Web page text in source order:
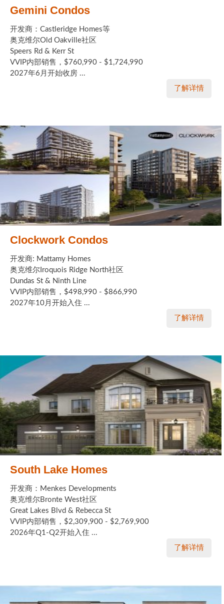
Gemini Condos
开发商：Castleridge Homes等
奥克维尔Old Oakville社区
Speers Rd & Kerr St
VVIP内部销售，$760,990 - $1,724,990
2027年6月开始收房 ...
了解详情
Clockwork Condos
开发商: Mattamy Homes
奥克维尔Iroquois Ridge North社区
Dundas St & Ninth Line
VVIP内部销售，$498,990 - $866,990
2027年10月开始入住 ...
了解详情
South Lake Homes
开发商：Menkes Developments
奥克维尔Bronte West社区
Great Lakes Blvd & Rebecca St
VVIP内部销售，$2,309,900 - $2,769,900
2026年Q1-Q2开始入住 ...
了解详情